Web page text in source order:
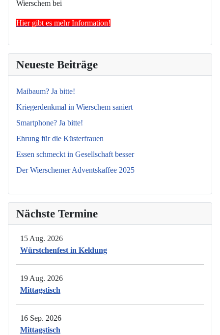
Wierschem bei
Hier gibt es mehr Information!
Neueste Beiträge
Maibaum? Ja bitte!
Kriegerdenkmal in Wierschem saniert
Smartphone? Ja bitte!
Ehrung für die Küsterfrauen
Essen schmeckt in Gesellschaft besser
Der Wierschemer Adventskaffee 2025
Nächste Termine
15 Aug. 2026
Würstchenfest in Keldung
19 Aug. 2026
Mittagstisch
16 Sep. 2026
Mittagstisch